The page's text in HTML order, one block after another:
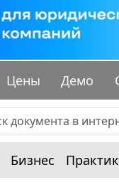
Цены Демо
Бизнес